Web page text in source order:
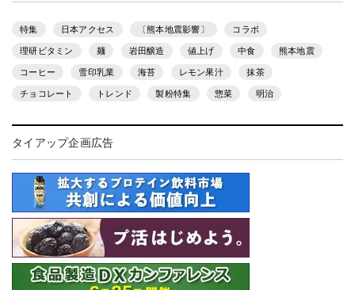
特集 日本アクセス 〔熊本地震影響〕 コラボ
理研ビタミン 麺 岩田醸造 値上げ 中食 熊本地震
コーヒー 雪印乳業 海苔 レモン果汁 抹茶
チョコレート トレンド 製粉特集 惣菜 明治
タイアップ企画広告